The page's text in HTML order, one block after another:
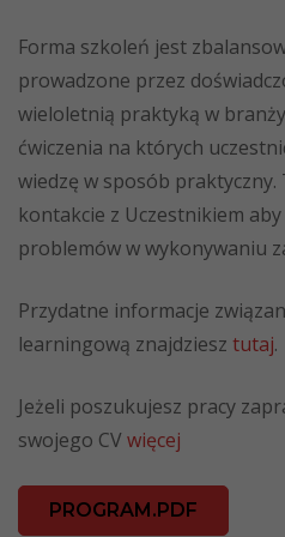
Forma szkoleń jest
prowadzone przez
wieloletnią praktyką w
ćwiczenia na których
wiedzę w sposób praktyczny.
kontakcie z Uczestnikiem
problemów w wykonywaniu
Przydatne informacje
learningową znajdziesz tutaj.
Jeżeli poszukujesz pracy
swojego CV więcej
PROGRAM.PDF